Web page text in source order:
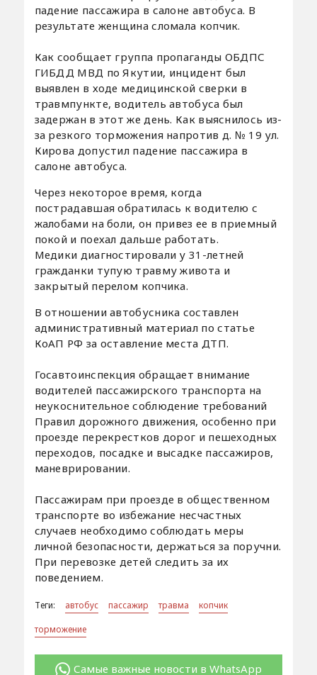
падение пассажира в салоне автобуса. В
результате женщина сломала копчик.
Как сообщает группа пропаганды ОБДПС
ГИБДД МВД по Якутии, инцидент был
выявлен в ходе медицинской сверки в
травмпункте, водитель автобуса был
задержан в этот же день. Как выяснилось из-
за резкого торможения напротив д. № 19 ул.
Кирова допустил падение пассажира в
салоне автобуса.
Через некоторое время, когда
пострадавшая обратилась к водителю с
жалобами на боли, он привез ее в приемный
покой и поехал дальше работать.
Медики диагностировали у 31-летней
гражданки тупую травму живота и
закрытый перелом копчика.
В отношении автобусника составлен
административный материал по статье
КоАП РФ за оставление места ДТП.
Госавтоинспекция обращает внимание
водителей пассажирского транспорта на
неукоснительное соблюдение требований
Правил дорожного движения, особенно при
проезде перекрестков дорог и пешеходных
переходов, посадке и высадке пассажиров,
маневрировании.
Пассажирам при проезде в общественном
транспорте во избежание несчастных
случаев необходимо соблюдать меры
личной безопасности, держаться за поручни.
При перевозке детей следить за их
поведением.
Теги: автобус пассажир травма
копчик
торможение
Самые важные новости в WhatsApp